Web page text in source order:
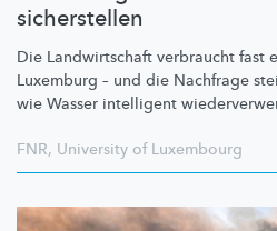
sicherstellen
Die Landwirtschaft verbraucht fast
Luxemburg – und die Nachfrage
wie Wasser intelligent
FNR, University of Luxembourg